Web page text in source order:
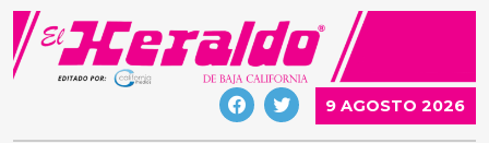
Skip
content
9 AGOSTO 2026